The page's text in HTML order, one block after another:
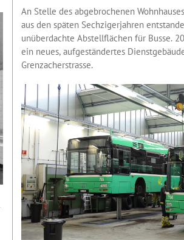
An Stelle des abgebrochenen
aus den späten Sechzigerjahren
unüberdachte Abstellflächen für Busse.
ein neues, aufgeständertes
Grenzacherstrasse.